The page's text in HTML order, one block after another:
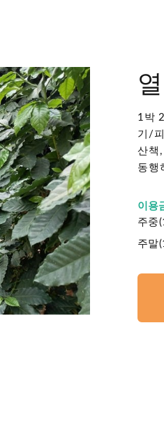
1박
기/
산책
동행
이용
주중
주말